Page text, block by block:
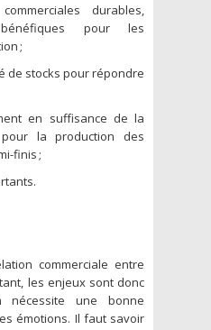
durables,
pour les
;
de stocks pour répondre
en suffisance de la
la production des
finis ;
commerciale entre
les enjeux sont donc
nécessite une bonne
émotions. Il faut savoir